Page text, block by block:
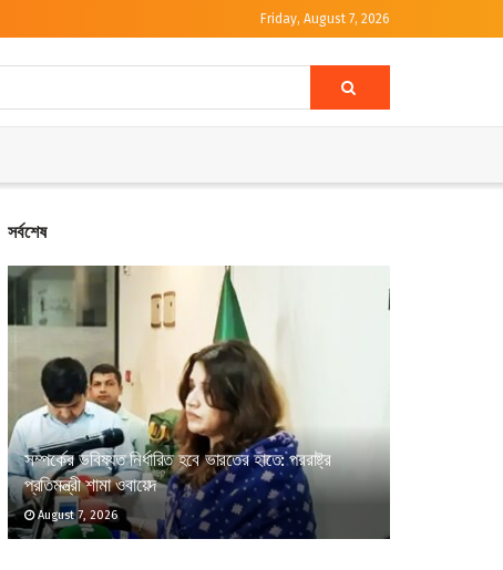
Friday, August 7, 2026
সর্বশেষ
সম্পর্কের ভবিষ্যত নির্ধারিত হবে ভারতের হাতে: পররাষ্ট্র
প্রতিমন্ত্রী শামা ওবায়েদ
August 7, 2026